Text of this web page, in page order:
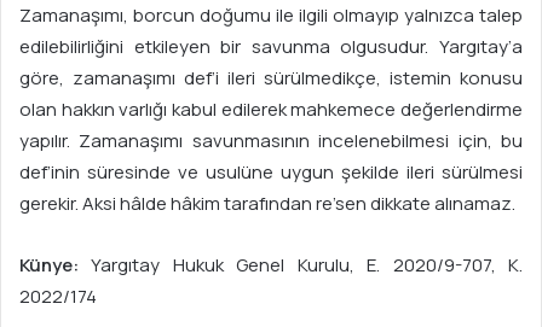
Zamanaşımı, borcun doğumu ile ilgili olmayıp yalnızca talep
edilebilirliğini etkileyen bir savunma olgusudur. Yargıtay’a
göre, zamanaşımı def’i ileri sürülmedikçe, istemin konusu
olan hakkın varlığı kabul edilerek mahkemece değerlendirme
yapılır. Zamanaşımı savunmasının incelenebilmesi için, bu
def’inin süresinde ve usulüne uygun şekilde ileri sürülmesi
gerekir. Aksi hâlde hâkim tarafından re’sen dikkate alınamaz.
Künye: Yargıtay Hukuk Genel Kurulu, E. 2020/9-707, K.
2022/174